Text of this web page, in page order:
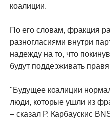
коалиции.
По его словам, фракция
разногласиями внутри
надежду на то, что
будут поддерживать
"Будущее коалиции
люди, которые ушли из
– сказал Р. Карбаускис